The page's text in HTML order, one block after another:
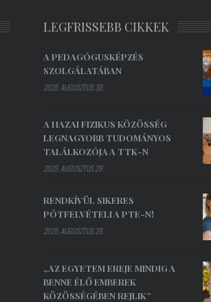
LEGFRISSEBB CIKKEK
A PEDAGÓGUSKÉPZÉS
SZOLGÁLATÁBAN
2025. AUGUSZTUS 30.
A HAZAI FIZIKUS KÖZÖSSÉG
LEGNAGYOBB TUDOMÁNYOS
TALÁLKOZÓJA A TTK-N
2025. AUGUSZTUS 29.
RENDKÍVÜL SIKERES
PÓTFELVÉTELI A PTE-N!
2025. AUGUSZTUS 29.
„AZ EGYETEM EREJE MINDIG A
BENNE ÉLŐ EMBEREK
KÖZÖSSÉGÉBEN REJLIK”